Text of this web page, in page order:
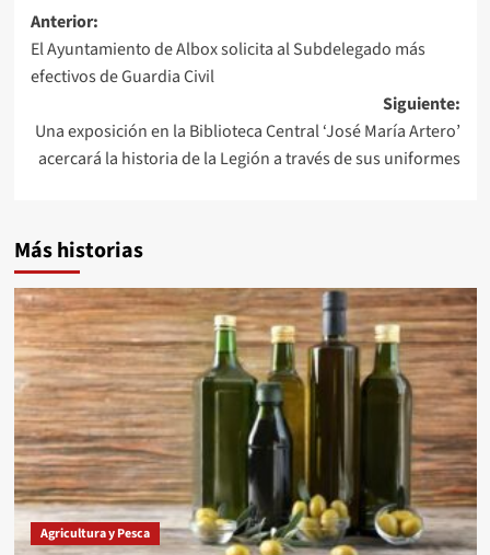
Navegación
de
entradas
Anterior:
El Ayuntamiento de Albox solicita al Subdelegado más
efectivos de Guardia Civil
Siguiente:
Una exposición en la Biblioteca Central ‘José María Artero’
acercará la historia de la Legión a través de sus uniformes
Más historias
Agricultura y Pesca